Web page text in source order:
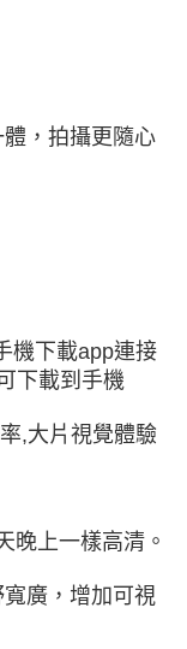
，拍攝更隨心
機下載app連接
下載到手機
,大片視覺體驗
晚上一樣高清。
廣，增加可視